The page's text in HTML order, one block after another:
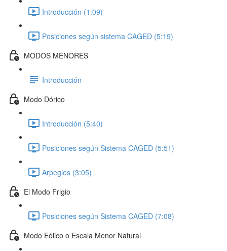
Introducción (1:09)
Posiciones según sistema CAGED (5:19)
MODOS MENORES
Introducción
Modo Dórico
Introducción (5:40)
Posiciones según Sistema CAGED (5:51)
Arpegios (3:05)
El Modo Frigio
Posiciones según Sistema CAGED (7:08)
Modo Eólico o Escala Menor Natural